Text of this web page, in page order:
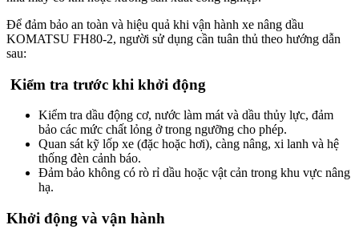
Để đảm bảo an toàn và hiệu quả khi vận hành xe nâng dầu
KOMATSU FH80-2, người sử dụng cần tuân thủ theo hướng dẫn
sau:
Kiểm tra trước khi khởi động
Kiểm tra dầu động cơ, nước làm mát và dầu thủy lực, đảm
bảo các mức chất lỏng ở trong ngưỡng cho phép.
Quan sát kỹ lốp xe (đặc hoặc hơi), càng nâng, xi lanh và hệ
thống đèn cảnh báo.
Đảm bảo không có rò rỉ dầu hoặc vật cản trong khu vực nâng
hạ.
Khởi động và vận hành